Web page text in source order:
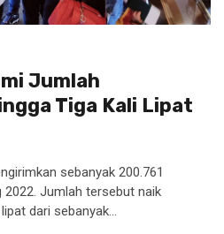
Jumlah
Tiga Kali Lipat
sebanyak 200.761
Jumlah tersebut naik
dari sebanyak...